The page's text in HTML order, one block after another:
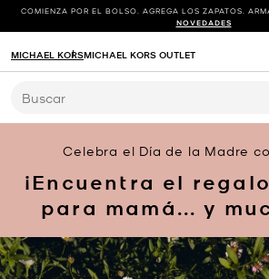
COMIENZA POR EL BOLSO. AGREGA LOS ZAPATOS.
NOVEDADES
MICHAEL KORSMICHAEL KORS OUTLET
Buscar
Celebra el Día de la Madre
¡Encuentra el
para mamá... y